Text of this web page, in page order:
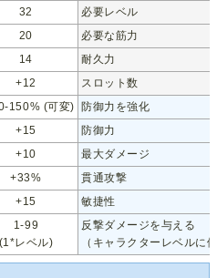
32
必要レベル
20
必要な筋力
14
耐久力
+12
スロット数
150% (可変)
防御力を強化
+15
防御力
+10
最大ダメージ
+33%
貫通攻撃
+15
敏捷性
1-99
(1*レベル)
反撃ダメージを与える
（キャラクターレベルに